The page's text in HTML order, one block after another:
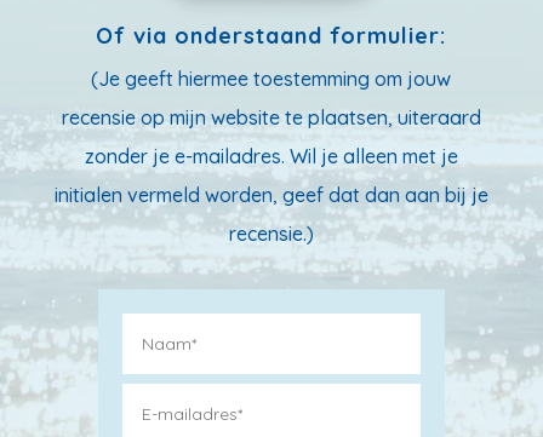
Of via onderstaand formulier:
(Je geeft hiermee toestemming om jouw
recensie op mijn website te plaatsen, uiteraard
zonder je e-mailadres. Wil je alleen met je
initialen vermeld worden, geef dat dan aan bij je
recensie.)